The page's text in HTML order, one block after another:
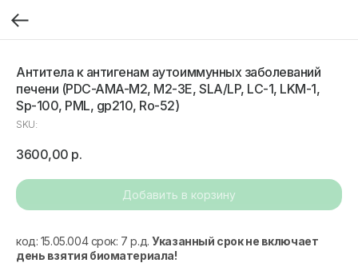
Антитела к антигенам аутоиммунных заболеваний
печени (PDC-AMA-M2, M2-3E, SLA/LP, LC-1, LKM-1,
Sp-100, PML, gp210, Ro-52)
SKU:
3600,00 р.
Добавить в корзину
код: 15.05.004 срок: 7 р.д.Указанный срок не включает
день взятия биоматериала!